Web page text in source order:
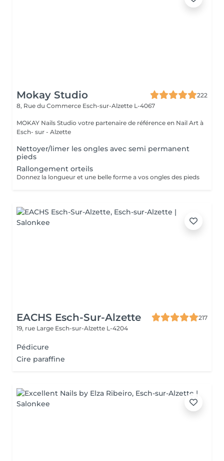
Mokay Studio
222
8, Rue du Commerce Esch-sur-Alzette L-4067
MOKAY Nails Studio votre partenaire de référence en Nail Art à
Esch- sur - Alzette
Nettoyer/limer les ongles avec semi permanent
pieds
Rallongement orteils
Donnez la longueur et une belle forme a vos ongles des pieds
EACHS Esch-Sur-Alzette
217
19, rue Large Esch-sur-Alzette L-4204
Pédicure
Cire paraffine